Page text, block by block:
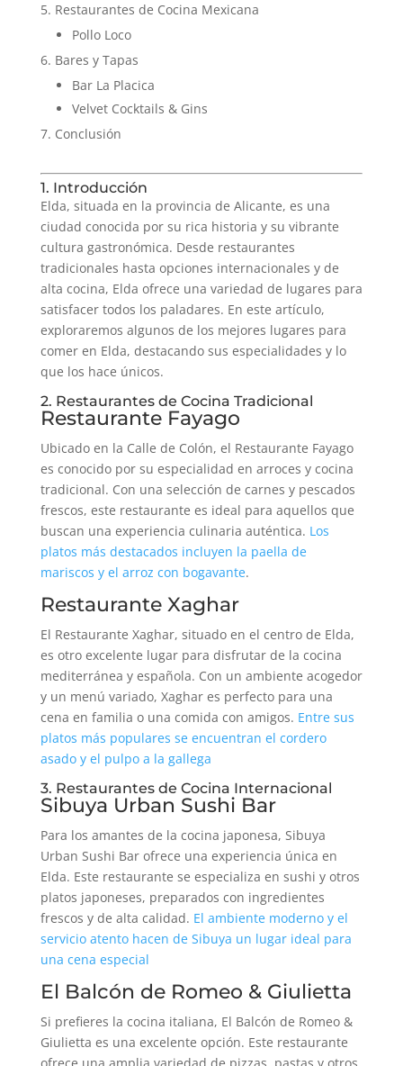
Restaurantes de Cocina Mexicana
Pollo Loco
Bares y Tapas
Bar La Placica
Velvet Cocktails & Gins
Conclusión
1. Introducción
Elda, situada en la provincia de Alicante, es una
ciudad conocida por su rica historia y su vibrante
cultura gastronómica. Desde restaurantes
tradicionales hasta opciones internacionales y de
alta cocina, Elda ofrece una variedad de lugares para
satisfacer todos los paladares. En este artículo,
exploraremos algunos de los mejores lugares para
comer en Elda, destacando sus especialidades y lo
que los hace únicos.
2. Restaurantes de Cocina Tradicional
Restaurante Fayago
Ubicado en la Calle de Colón, el Restaurante Fayago
es conocido por su especialidad en arroces y cocina
tradicional. Con una selección de carnes y pescados
frescos, este restaurante es ideal para aquellos que
buscan una experiencia culinaria auténtica. Los
platos más destacados incluyen la paella de
mariscos y el arroz con bogavante.
Restaurante Xaghar
El Restaurante Xaghar, situado en el centro de Elda,
es otro excelente lugar para disfrutar de la cocina
mediterránea y española. Con un ambiente acogedor
y un menú variado, Xaghar es perfecto para una
cena en familia o una comida con amigos. Entre sus
platos más populares se encuentran el cordero
asado y el pulpo a la gallega
3. Restaurantes de Cocina Internacional
Sibuya Urban Sushi Bar
Para los amantes de la cocina japonesa, Sibuya
Urban Sushi Bar ofrece una experiencia única en
Elda. Este restaurante se especializa en sushi y otros
platos japoneses, preparados con ingredientes
frescos y de alta calidad. El ambiente moderno y el
servicio atento hacen de Sibuya un lugar ideal para
una cena especial
El Balcón de Romeo & Giulietta
Si prefieres la cocina italiana, El Balcón de Romeo &
Giulietta es una excelente opción. Este restaurante